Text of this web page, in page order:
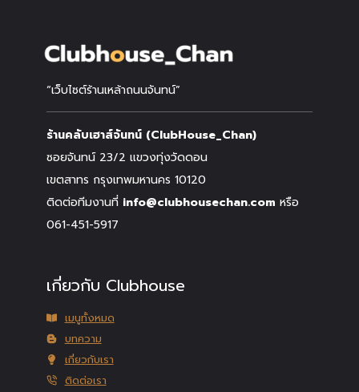
“เว็บไซต์ร้านเหล้าถนนจันทน์”
ร้านคลับเฮาส์จันทน์ (ClubHouse_Chan)
ซอยจันทน์ 23/2 แขวงทุ่งวัดดอน
เขตสาทร กรุงเทพมหานคร 10120
ติดต่อทีมงานที่ info@clubhousechan.com หรือ
061-451-5917
เกี่ยวกับ Clubhouse
เมนูทั้งหมด
บทความ
เกี่ยวกับเรา
ติดต่อเรา